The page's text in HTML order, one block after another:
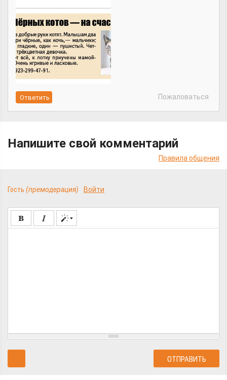
Пожаловаться
Напишите свой комментарий
Правила общения
Гость (премодерация) Войти